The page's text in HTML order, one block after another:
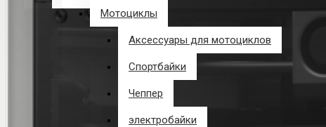
Мотоциклы
Аксессуары для мотоциклов
Спортбайки
Чеппер
электробайки